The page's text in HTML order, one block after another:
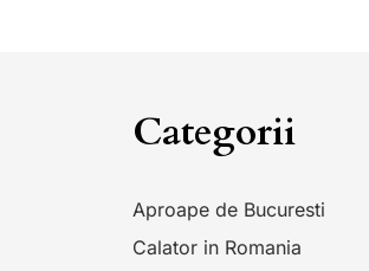
Categorii
Aproape de Bucuresti
Calator in Romania